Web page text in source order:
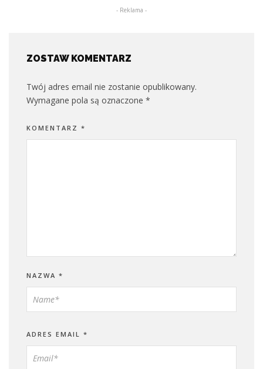
- Reklama -
ZOSTAW KOMENTARZ
Twój adres email nie zostanie opublikowany.
Wymagane pola są oznaczone *
KOMENTARZ *
NAZWA *
ADRES EMAIL *